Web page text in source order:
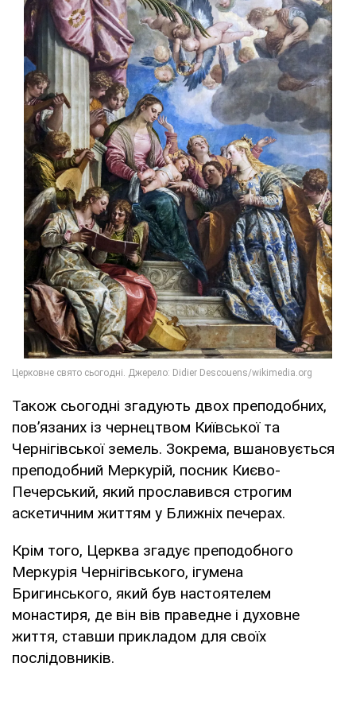
Також сьогодні згадують двох преподобних,
пов’язаних із чернецтвом Київської та
Чернігівської земель. Зокрема, вшановується
преподобний Меркурій, посник Києво-
Печерський, який прославився строгим
аскетичним життям у Ближніх печерах.
Крім того, Церква згадує преподобного
Меркурія Чернігівського, ігумена
Бригинського, який був настоятелем
монастиря, де він вів праведне і духовне
життя, ставши прикладом для своїх
послідовників.